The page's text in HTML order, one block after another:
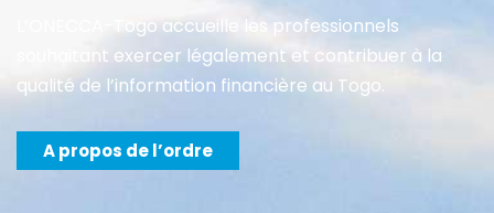
L’ONECCA-Togo accueille les professionnels
souhaitant exercer légalement et contribuer à la
qualité de l’information financière au Togo.
A propos de l’ordre